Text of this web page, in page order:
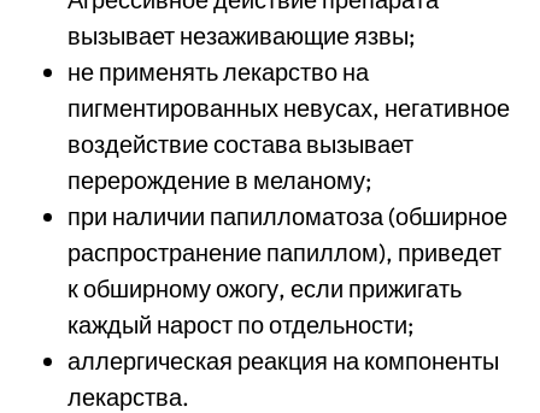
вызывает незаживающие язвы;
не применять лекарство на
пигментированных невусах, негативное
воздействие состава вызывает
перерождение в меланому;
при наличии папилломатоза (обширное
распространение папиллом), приведет
к обширному ожогу, если прижигать
каждый нарост по отдельности;
аллергическая реакция на компоненты
лекарства.